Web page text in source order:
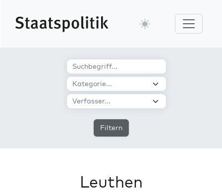
Filtern
Leuthen